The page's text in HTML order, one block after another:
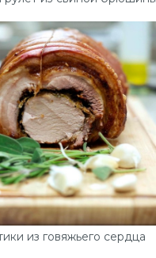
из говяжьего сердца